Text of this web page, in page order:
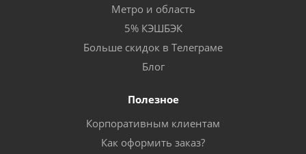
Метро и область
5% КЭШБЭК
Больше скидок в Телеграме
Блог
Полезное
Корпоративным клиентам
Как оформить заказ?